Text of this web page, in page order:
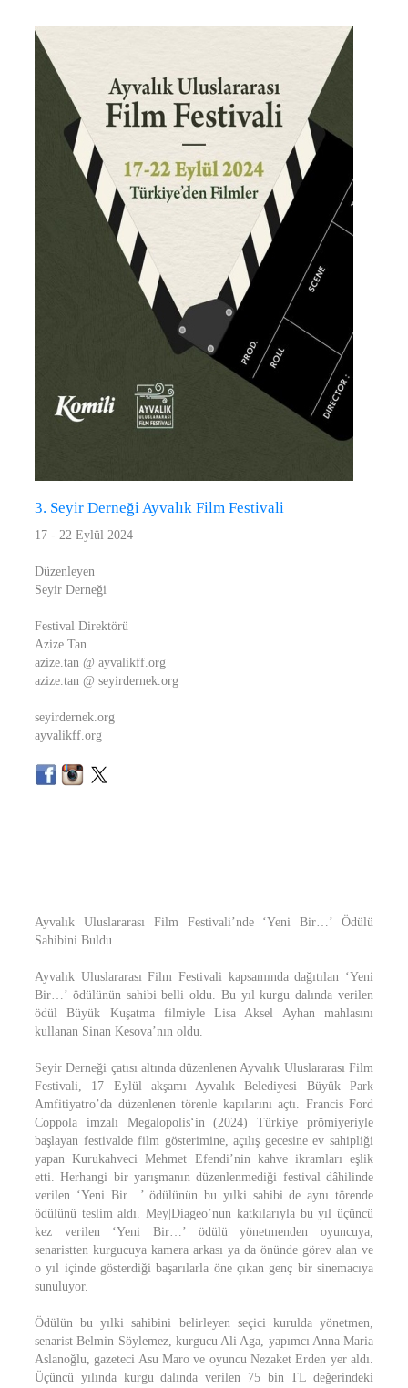
3. Seyir Derneği Ayvalık Film Festivali
17 - 22 Eylül 2024
Düzenleyen
Seyir Derneği
Festival Direktörü
Azize Tan
azize.tan @ ayvalikff.org
azize.tan @ seyirdernek.org
seyirdernek.org
ayvalikff.org
Ayvalık Uluslararası Film Festivali’nde ‘Yeni Bir…’ Ödülü
Sahibini Buldu
Ayvalık Uluslararası Film Festivali kapsamında dağıtılan ‘Yeni
Bir…’ ödülünün sahibi belli oldu. Bu yıl kurgu dalında verilen
ödül Büyük Kuşatma filmiyle Lisa Aksel Ayhan mahlasını
kullanan Sinan Kesova’nın oldu.
Seyir Derneği çatısı altında düzenlenen Ayvalık Uluslararası Film
Festivali, 17 Eylül akşamı Ayvalık Belediyesi Büyük Park
Amfitiyatro’da düzenlenen törenle kapılarını açtı. Francis Ford
Coppola imzalı Megalopolis‘in (2024) Türkiye prömiyeriyle
başlayan festivalde film gösterimine, açılış gecesine ev sahipliği
yapan Kurukahveci Mehmet Efendi’nin kahve ikramları eşlik
etti. Herhangi bir yarışmanın düzenlenmediği festival dâhilinde
verilen ‘Yeni Bir…’ ödülünün bu yılki sahibi de aynı törende
ödülünü teslim aldı. Mey|Diageo’nun katkılarıyla bu yıl üçüncü
kez verilen ‘Yeni Bir…’ ödülü yönetmenden oyuncuya,
senaristten kurgucuya kamera arkası ya da önünde görev alan ve
o yıl içinde gösterdiği başarılarla öne çıkan genç bir sinemacıya
sunuluyor.
Ödülün bu yılki sahibini belirleyen seçici kurulda yönetmen,
senarist Belmin Söylemez, kurgucu Ali Aga, yapımcı Anna Maria
Aslanoğlu, gazeteci Asu Maro ve oyuncu Nezaket Erden yer aldı.
Üçüncü yılında kurgu dalında verilen 75 bin TL değerindeki